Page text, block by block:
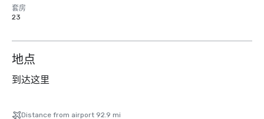
套房
23
地点
到达这里
Distance from airport 92.9 mi